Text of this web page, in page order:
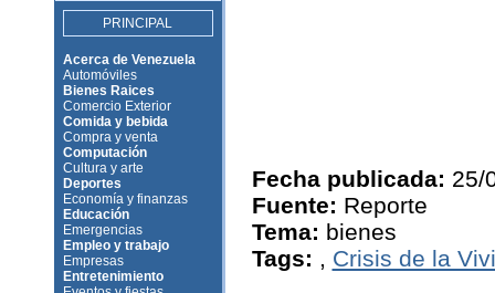
PRINCIPAL
Acerca de Venezuela
Automóviles
Bienes Raices
Comercio Exterior
Comida y bebida
Compra y venta
Computación
Cultura y arte
Deportes
Economía y finanzas
Educación
Emergencias
Empleo y trabajo
Empresas
Entretenimiento
Fecha publicada: 25/
Fuente: Reporte
Tema: bienes
Tags: , Crisis de la